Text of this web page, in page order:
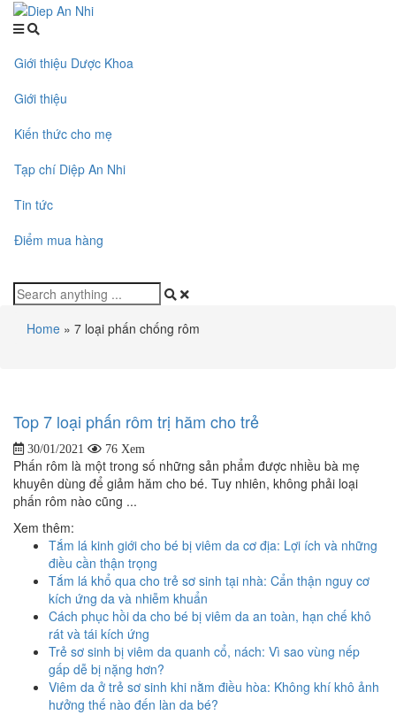
Giới thiệu Dược Khoa
Giới thiệu
Kiến thức cho mẹ
Tạp chí Diệp An Nhi
Tin tức
Điểm mua hàng
Home » 7 loại phấn chống rôm
Top 7 loại phấn rôm trị hăm cho trẻ
30/01/2021 76 Xem
Phấn rôm là một trong số những sản phẩm được nhiều bà mẹ
khuyên dùng để giảm hăm cho bé. Tuy nhiên, không phải loại
phấn rôm nào cũng ...
Xem thêm:
Tắm lá kinh giới cho bé bị viêm da cơ địa: Lợi ích và những
điều cần thận trọng
Tắm lá khổ qua cho trẻ sơ sinh tại nhà: Cẩn thận nguy cơ
kích ứng da và nhiễm khuẩn
Cách phục hồi da cho bé bị viêm da an toàn, hạn chế khô
rát và tái kích ứng
Trẻ sơ sinh bị viêm da quanh cổ, nách: Vì sao vùng nếp
gấp dễ bị nặng hơn?
Viêm da ở trẻ sơ sinh khi nằm điều hòa: Không khí khô ảnh
hưởng thế nào đến làn da bé?